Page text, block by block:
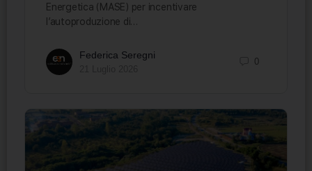
Energetica (MASE) per incentivare
l’autoproduzione di…
Federica Seregni
0